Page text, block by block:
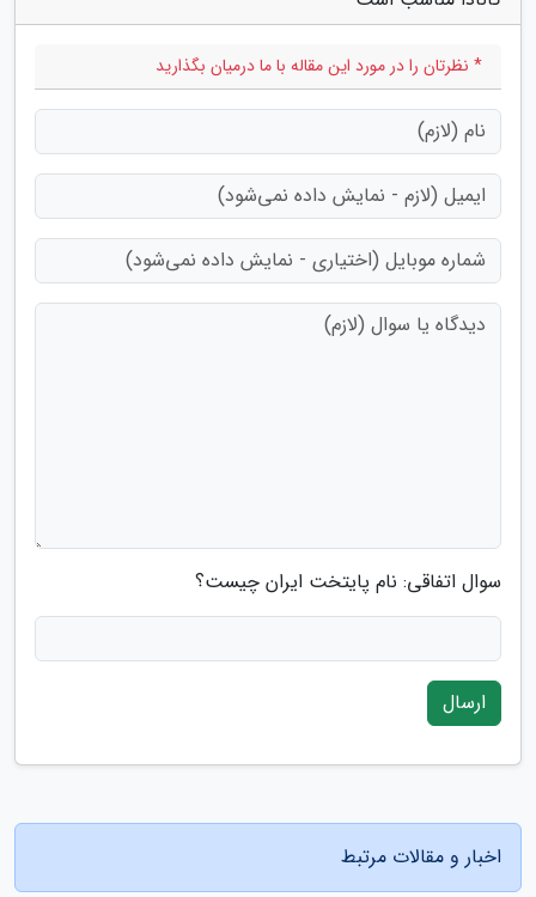
* نظرتان را در مورد این مقاله با ما درمیان بگذارید
سوال اتفاقی: نام پایتخت ایران چیست؟
ارسال
اخبار و مقالات مرتبط